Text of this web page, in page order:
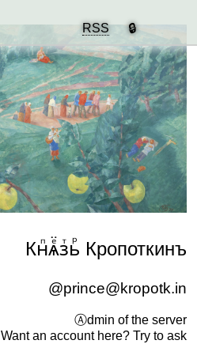
RSS
Кнⷫѧⷷ̈зⷮьⷬ Кропоткинъ
@prince@kropotk.in
Ⓐdmin of the server
Want an account here? Try to ask